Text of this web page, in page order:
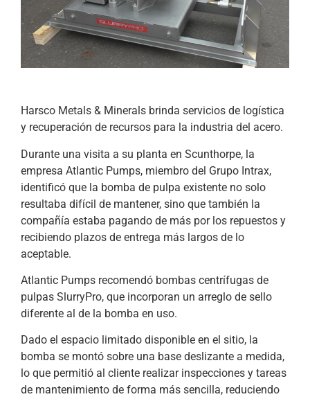
Harsco Metals & Minerals brinda servicios de logística
y recuperación de recursos para la industria del acero.
Durante una visita a su planta en Scunthorpe, la
empresa Atlantic Pumps, miembro del Grupo Intrax,
identificó que la bomba de pulpa existente no solo
resultaba difícil de mantener, sino que también la
compañía estaba pagando de más por los repuestos y
recibiendo plazos de entrega más largos de lo
aceptable.
Atlantic Pumps recomendó bombas centrífugas de
pulpas SlurryPro, que incorporan un arreglo de sello
diferente al de la bomba en uso.
Dado el espacio limitado disponible en el sitio, la
bomba se montó sobre una base deslizante a medida,
lo que permitió al cliente realizar inspecciones y tareas
de mantenimiento de forma más sencilla, reduciendo